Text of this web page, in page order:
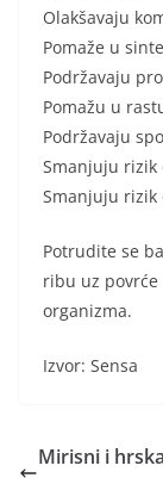
Olakšavaju
Pomaže u
Podržavaju
Pomažu u
Podržavaju
Smanjuju rizik
Smanjuju rizik
Potrudite se
ribu uz
organizma.
Izvor: Sensa
Mirisni i